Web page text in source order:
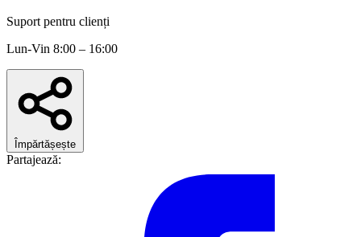
Suport pentru clienți
Lun-Vin 8:00 – 16:00
Împărtășește
Partajează: